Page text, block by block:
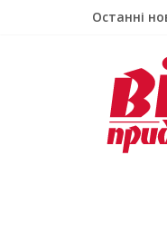
Останні